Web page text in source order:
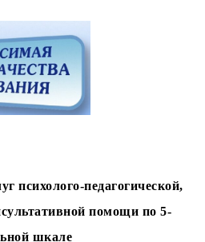
психолого-педагогической,
помощи по 5-
шкале